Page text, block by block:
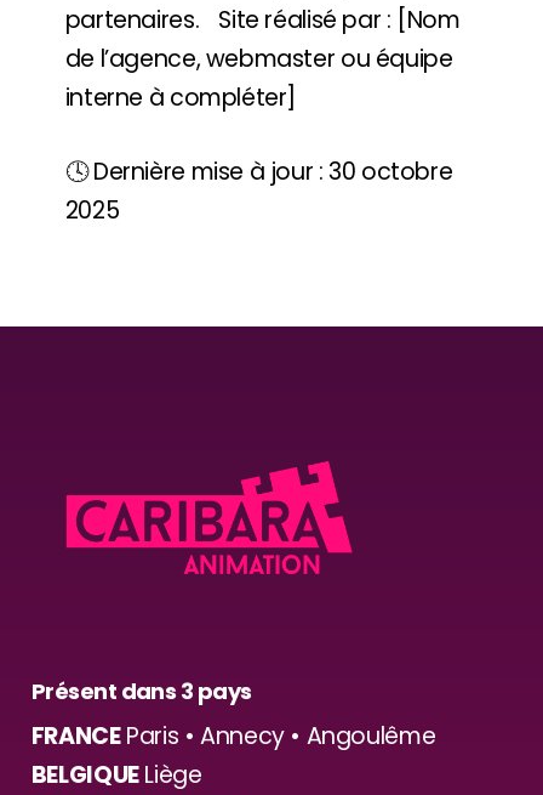
partenaires. Site réalisé par : [Nom
de l’agence, webmaster ou équipe
interne à compléter]
🕓 Dernière mise à jour : 30 octobre
2025
Présent dans 3 pays
FRANCEParis • Annecy • Angoulême
BELGIQUELiège